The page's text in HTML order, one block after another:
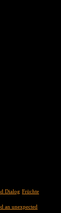
Dialog Früchte
an unexpected